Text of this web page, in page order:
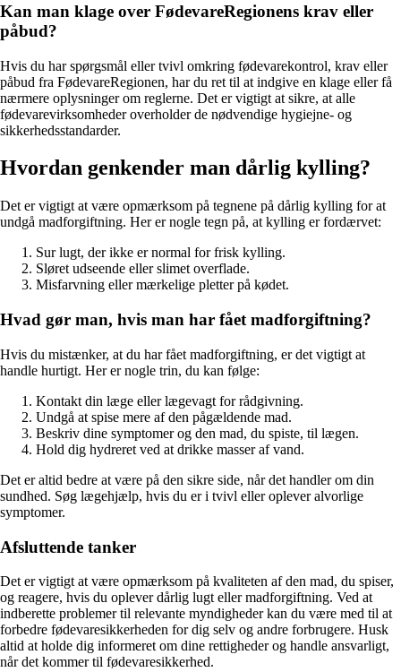
Kan man klage over FødevareRegionens krav eller
påbud?
Hvis du har spørgsmål eller tvivl omkring fødevarekontrol, krav eller
påbud fra FødevareRegionen, har du ret til at indgive en klage eller få
nærmere oplysninger om reglerne. Det er vigtigt at sikre, at alle
fødevarevirksomheder overholder de nødvendige hygiejne- og
sikkerhedsstandarder.
Hvordan genkender man dårlig kylling?
Det er vigtigt at være opmærksom på tegnene på dårlig kylling for at
undgå madforgiftning. Her er nogle tegn på, at kylling er fordærvet:
Sur lugt, der ikke er normal for frisk kylling.
Sløret udseende eller slimet overflade.
Misfarvning eller mærkelige pletter på kødet.
Hvad gør man, hvis man har fået madforgiftning?
Hvis du mistænker, at du har fået madforgiftning, er det vigtigt at
handle hurtigt. Her er nogle trin, du kan følge:
Kontakt din læge eller lægevagt for rådgivning.
Undgå at spise mere af den pågældende mad.
Beskriv dine symptomer og den mad, du spiste, til lægen.
Hold dig hydreret ved at drikke masser af vand.
Det er altid bedre at være på den sikre side, når det handler om din
sundhed. Søg lægehjælp, hvis du er i tvivl eller oplever alvorlige
symptomer.
Afsluttende tanker
Det er vigtigt at være opmærksom på kvaliteten af den mad, du spiser,
og reagere, hvis du oplever dårlig lugt eller madforgiftning. Ved at
indberette problemer til relevante myndigheder kan du være med til at
forbedre fødevaresikkerheden for dig selv og andre forbrugere. Husk
altid at holde dig informeret om dine rettigheder og handle ansvarligt,
når det kommer til fødevaresikkerhed.